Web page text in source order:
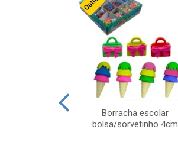
Borracha escolar
bolsa/sorvetinho 4cm